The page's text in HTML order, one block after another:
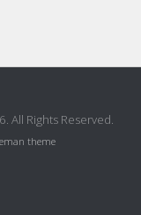
All Rights Reserved.
theme